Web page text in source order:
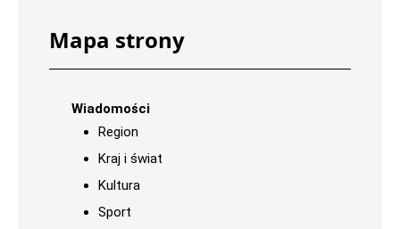
Mapa strony
Wiadomości
Region
Kraj i świat
Kultura
Sport